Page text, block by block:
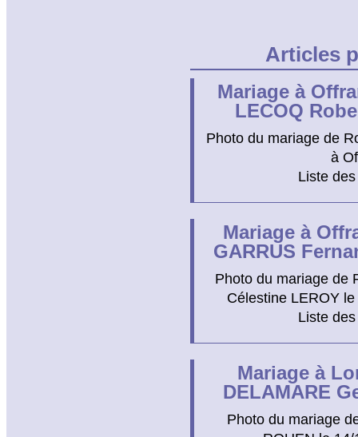
Articles
Mariage à
LECOQ
Photo du mariage de
à
Liste
Mariage à
GARRUS
Photo du mariage de
Célestine LEROY
Liste
Mariage à
DELAMARE
Photo du mariage